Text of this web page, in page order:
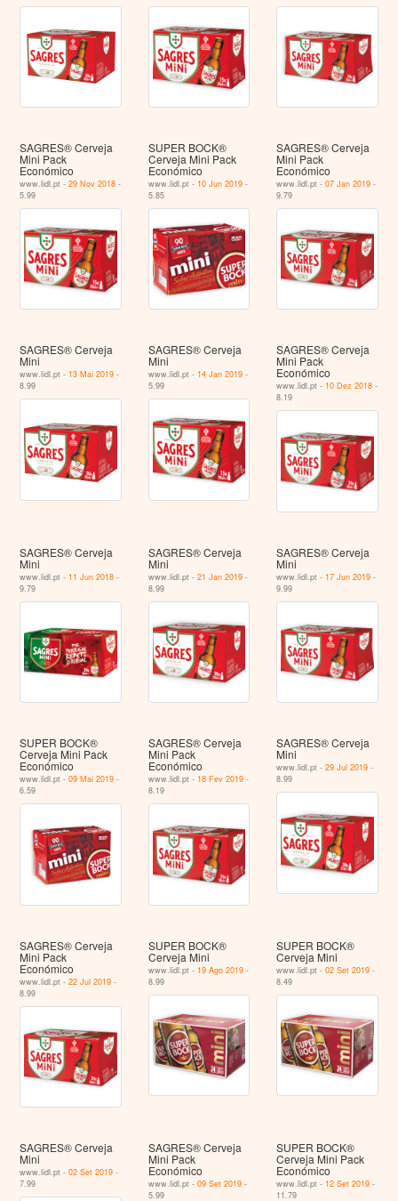
SAGRES® Cerveja
Mini Pack
Económico
www.lidl.pt -29 Nov 2018 -
5.99
SUPER BOCK®
Cerveja Mini Pack
Económico
www.lidl.pt - 10 Jun 2019-
5.85
SAGRES® Cerveja
Mini Pack
Económico
www.lidl.pt -07 Jan 2019 -
9.79
SAGRES® Cerveja
Mini
www.lidl.pt - 13 Mai 2019 -
8.99
SAGRES® Cerveja
Mini
www.lidl.pt - 14 Jan 2019-
5.99
SAGRES® Cerveja
Mini Pack
Económico
www.lidl.pt - 10 Dez 2018 -
8.19
SAGRES® Cerveja
Mini
www.lidl.pt - 11 Jun 2018 -
9.79
SAGRES® Cerveja
Mini
www.lidl.pt - 21 Jan 2019-
8.99
SAGRES® Cerveja
Mini
www.lidl.pt - 17 Jun 2019 -
9.99
SUPER BOCK®
Cerveja Mini Pack
Económico
www.lidl.pt -09 Mai 2019 -
6.59
SAGRES® Cerveja
Mini Pack
Económico
www.lidl.pt - 18 Fev 2019-
8.19
SAGRES® Cerveja
Mini
www.lidl.pt -29 Jul 2019 -
8.99
SAGRES® Cerveja
Mini Pack
Económico
www.lidl.pt -22 Jul 2019 -
8.99
SUPER BOCK®
Cerveja Mini
www.lidl.pt - 19 Ago 2019-
8.99
SUPER BOCK®
Cerveja Mini
www.lidl.pt -02 Set 2019 -
8.49
SAGRES® Cerveja
Mini
www.lidl.pt -02 Set 2019 -
7.99
SAGRES® Cerveja
Mini Pack
Económico
www.lidl.pt - 09 Set 2019-
5.99
SUPER BOCK®
Cerveja Mini Pack
Económico
www.lidl.pt - 12 Set 2019 -
11.79